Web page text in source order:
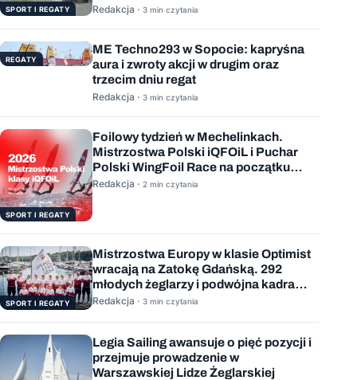
SPORT I REGATY Redakcja · 3 min czytania
REGATY
ME Techno293 w Sopocie: kapryśna
aura i zwroty akcji w drugim oraz
trzecim dniu regat
Redakcja · 3 min czytania
SPORT I REGATY
Foilowy tydzień w Mechelinkach.
Mistrzostwa Polski iQFOiL i Puchar
Polski WingFoil Race na początku
sierpnia
Redakcja · 2 min czytania
SPORT I REGATY
Mistrzostwa Europy w klasie Optimist
wracają na Zatokę Gdańską. 292
młodych żeglarzy i podwójna kadra
Polski
Redakcja · 3 min czytania
Legia Sailing awansuje o pięć pozycji i
przejmuje prowadzenie w
Warszawskiej Lidze Żeglarskiej